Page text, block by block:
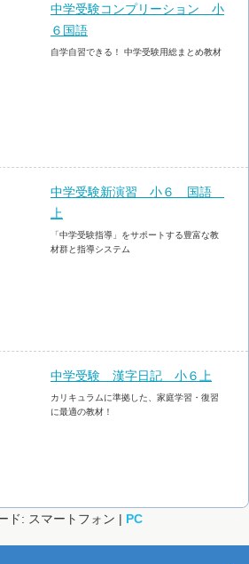
中学受験コンプリーション 小
６国語
自学自習できる！ 中学受験用総まとめ教材
中学受験新演習 小６ 国語
上
「中学受験指導」をサポートする豊富な教
材群と指導システム
中学受験 漢字日記 小６上
カリキュラムに準拠した、家庭学習・復習
に最適の教材！
ド: スマートフォン | PC